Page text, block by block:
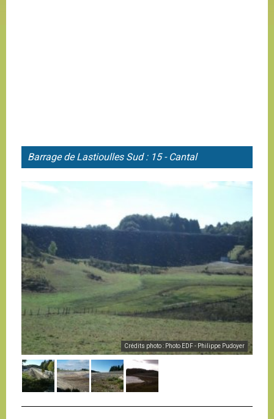
Barrage deLastioulles Sud : 15 - Cantal
Crédits photo : Photo EDF - Philippe Pudoyer